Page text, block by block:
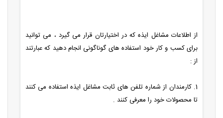
از اطلاعات مشاغل ایذه که در اختیارتان قرار می گیرد ، می توانید
برای کسب و کار خود استفاده های گوناگونی انجام دهید که عبارتند
از :
1. کارمندان از شماره تلفن های ثابت مشاغل ایذه استفاده می کنند
تا محصولات خود را معرفی کنند .